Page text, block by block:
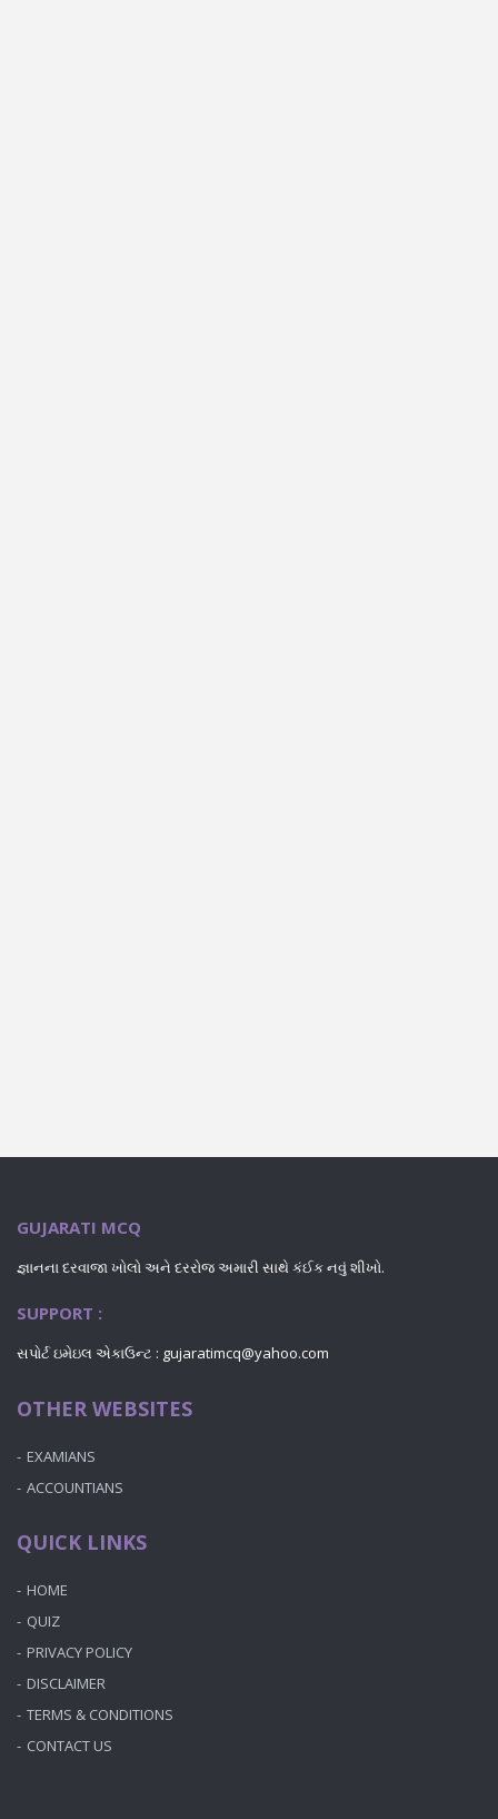
GUJARATI MCQ
જ્ઞાનના દરવાજા ખોલો અને દરરોજ અમારી સાથે કંઈક નવું શીખો.
SUPPORT :
સપોર્ટ ઇમેઇલ એકાઉન્ટ : gujaratimcq@yahoo.com
OTHER WEBSITES
EXAMIANS
ACCOUNTIANS
QUICK LINKS
HOME
QUIZ
PRIVACY POLICY
DISCLAIMER
TERMS & CONDITIONS
CONTACT US